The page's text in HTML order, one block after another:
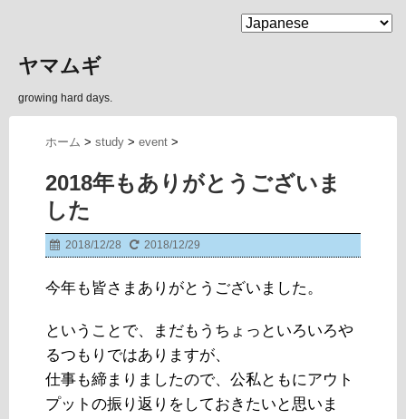
MENU
ヤマムギ
growing hard days.
ホーム > study > event >
2018年もありがとうございま
した
2018/12/28 2018/12/29
今年も皆さまありがとうございました。
ということで、まだもうちょっといろいろや
るつもりではありますが、
仕事も締まりましたので、公私ともにアウト
プットの振り返りをしておきたいと思いま